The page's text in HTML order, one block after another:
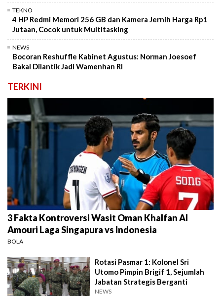
TEKNO
4 HP Redmi Memori 256 GB dan Kamera Jernih Harga Rp1
Jutaan, Cocok untuk Multitasking
NEWS
Bocoran Reshuffle Kabinet Agustus: Norman Joesoef
Bakal Dilantik Jadi Wamenhan RI
TERKINI
3 Fakta Kontroversi Wasit Oman Khalfan Al
Amouri Laga Singapura vs Indonesia
BOLA
Rotasi Pasmar 1: Kolonel Sri
Utomo Pimpin Brigif 1, Sejumlah
Jabatan Strategis Berganti
NEWS